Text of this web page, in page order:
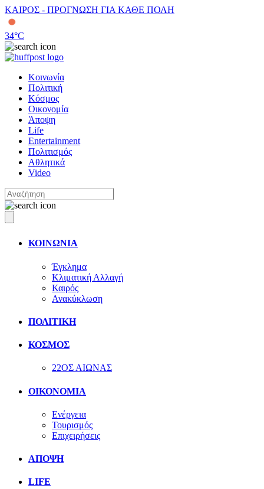
ΚΑΙΡΟΣ - ΠΡΟΓΝΩΣΗ ΓΙΑ ΚΑΘΕ ΠΟΛΗ
34°C
Κοινωνία
Πολιτική
Κόσμος
Οικονομία
Άποψη
Life
Entertainment
Πολιτισμός
Αθλητικά
Video
ΚΟΙΝΩΝΙΑ
Έγκλημα
Κλιματική Αλλαγή
Καιρός
Ανακύκλωση
ΠΟΛΙΤΙΚΗ
ΚΟΣΜΟΣ
22ΟΣ ΑΙΩΝΑΣ
ΟΙΚΟΝΟΜΙΑ
Ενέργεια
Τουρισμός
Επιχειρήσεις
ΑΠΟΨΗ
LIFE